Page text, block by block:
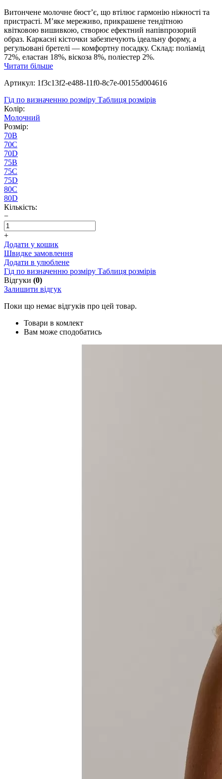
Витончене молочне бюст’є, що втілює гармонію ніжності та
пристрасті. М’яке мереживо, прикрашене тендітною
квітковою вишивкою, створює ефектний напівпрозорий
образ. Каркасні кісточки забезпечують ідеальну форму, а
регульовані бретелі — комфортну посадку. Склад: поліамід
72%, еластан 18%, віскоза 8%, поліестер 2%.
Читати більше
Артикул: 1f3c13f2-e488-11f0-8c7e-00155d004616
Гід по визначенню розміру Таблиця розмірів
Колір:
Молочний
Розмір:
70B
70C
70D
75B
75C
75D
80C
80D
Кількість:
−
+
Додати у кошик
Швидке замовлення
Додати в улюблене
Гід по визначенню розміру Таблиця розмірів
Відгуки (0)
Залишити відгук
Поки що немає відгуків про цей товар.
Товари в комлект
Вам може сподобатись